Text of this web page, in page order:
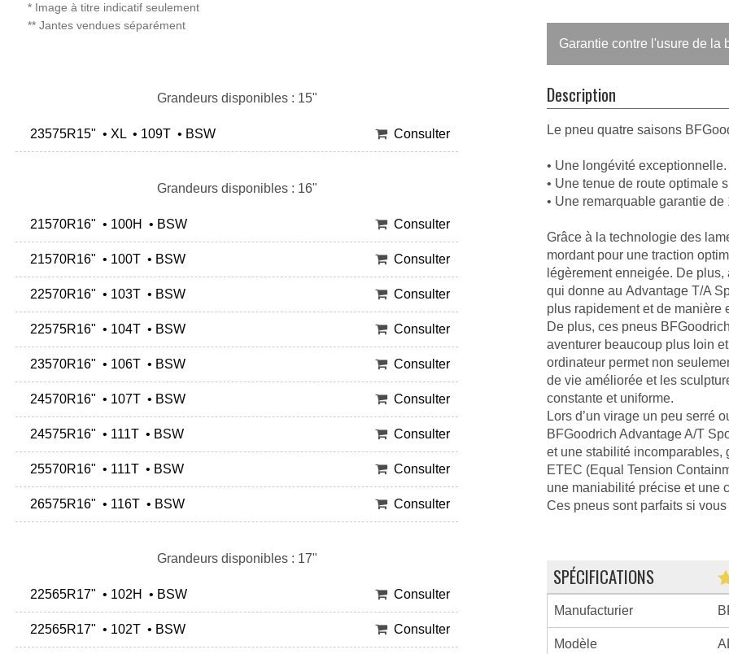
* Image à titre indicatif seulement
** Jantes vendues séparément
Grandeurs disponibles : 15"
23575R15" • XL • 109T • BSW Consulter
Grandeurs disponibles : 16"
21570R16" • 100H • BSW Consulter
21570R16" • 100T • BSW Consulter
22570R16" • 103T • BSW Consulter
22575R16" • 104T • BSW Consulter
23570R16" • 106T • BSW Consulter
24570R16" • 107T • BSW Consulter
24575R16" • 111T • BSW Consulter
25570R16" • 111T • BSW Consulter
26575R16" • 116T • BSW Consulter
Grandeurs disponibles : 17"
22565R17" • 102H • BSW Consulter
22565R17" • 102T • BSW Consulter
Garantie contre l'usure de la
Description
Le pneu quatre saisons
• Une longévité exceptionnelle.
• Une tenue de route optimale
• Une remarquable garantie
Grâce à la technologie des
mordant pour une traction
légèrement enneigée. De
qui donne au Advantage T/A
plus rapidement et de manière
De plus, ces pneus
aventurer beaucoup plus loin
ordinateur permet non
de vie améliorée et les
constante et uniforme.
Lors d’un virage un peu serré
BFGoodrich Advantage A/T
et une stabilité incomparables,
ETEC (Equal Tension
une maniabilité précise et une
Ces pneus sont parfaits si
SPÉCIFICATIONS
Manufacturier
Modèle